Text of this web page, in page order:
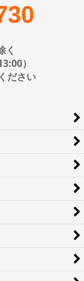
ンチ)
ンチ)
用しております。
の日時指定をご希
く
）
ださい